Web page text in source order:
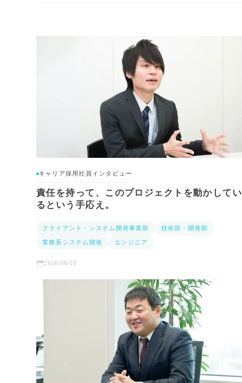
キャリア採用社員インタビュー
責任を持って、このプロジェクトを動かしてい
るという手応え。
クライアント・システム開発事業部
技術部・開発部
業務系システム開発
エンジニア
2016/06/10